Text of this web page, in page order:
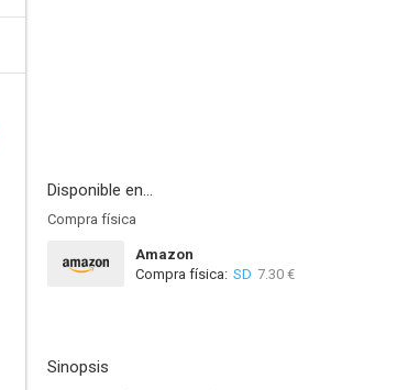
Disponible en...
Compra física
Amazon
Compra física: SD 7.30 €
Sinopsis